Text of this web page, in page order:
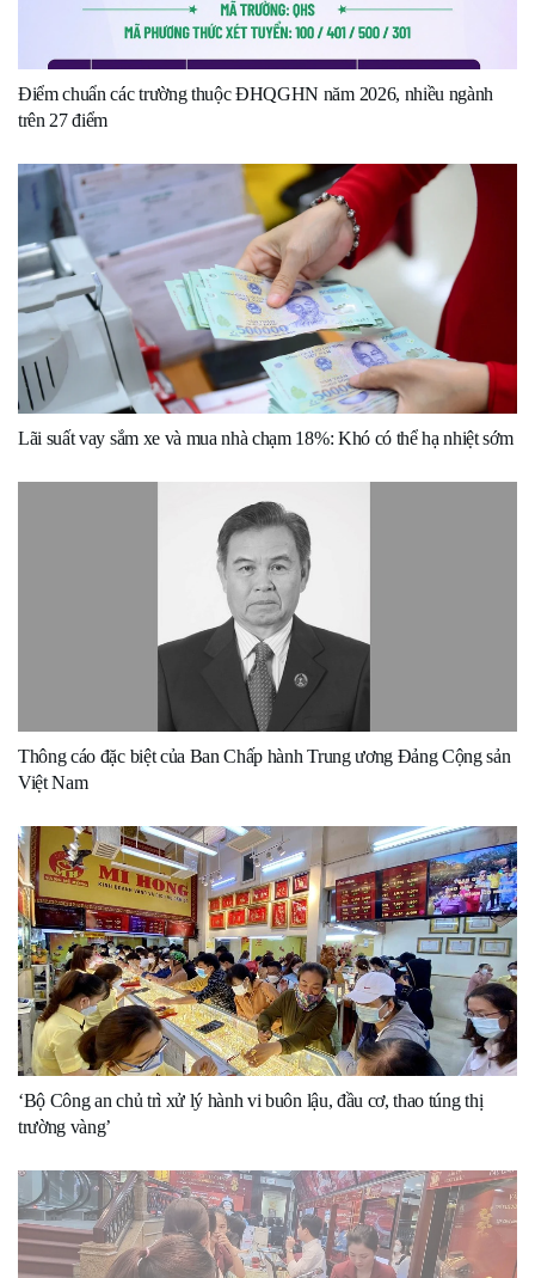
Điểm chuẩn các trường thuộc ĐHQGHN năm 2026, nhiều ngành
trên 27 điểm
Lãi suất vay sắm xe và mua nhà chạm 18%: Khó có thể hạ nhiệt sớm
Thông cáo đặc biệt của Ban Chấp hành Trung ương Đảng Cộng sản
Việt Nam
‘Bộ Công an chủ trì xử lý hành vi buôn lậu, đầu cơ, thao túng thị
trường vàng’